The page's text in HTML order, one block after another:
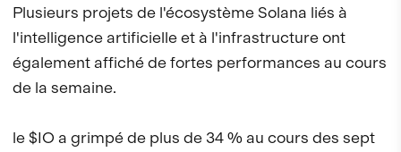
Plusieurs projets de l'écosystème Solana liés à
l'intelligence artificielle et à l'infrastructure ont
également affiché de fortes performances au cours
de la semaine.
le $IO a grimpé de plus de 34 % au cours des sept